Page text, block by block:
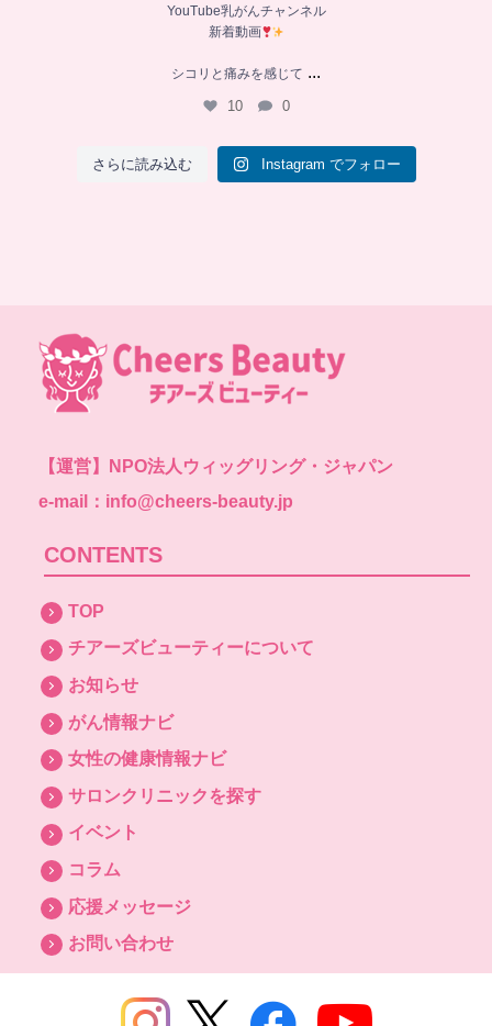
YouTube乳がんチャンネル
新着動画
シコリと痛みを感じて ...
10 0
さらに読み込む Instagram でフォロー
【運営】
NPO法人ウィッグリング・ジャパン
e-mail：info@cheers-beauty.jp
CONTENTS
TOP
チアーズビューティーについて
お知らせ
がん情報ナビ
女性の健康情報ナビ
サロンクリニックを探す
イベント
コラム
応援メッセージ
お問い合わせ